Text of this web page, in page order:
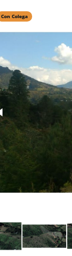
Con Colega